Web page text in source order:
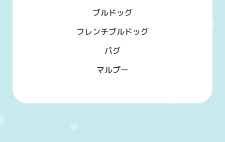
ブルドッグ
フレンチブルドッグ
パグ
マルプー